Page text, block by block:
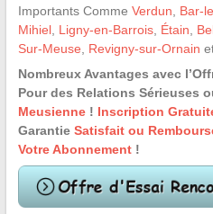
Importants Comme Verdun Bar-
Mihiel, Ligny-en-Barrois, Étain
Sur-Meuse
Revigny-sur-Ornain
Nombreux Avantages avec
Pour des Relations Sérieuses
Meusienne! Inscription
Garantie Satisfait ou
Votre Abonnement!